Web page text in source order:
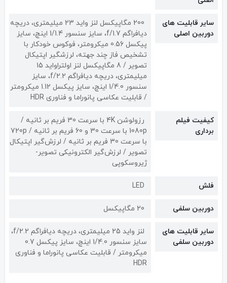
سایر قابلیت های
دوربین اصلی
200 مگاپیکسل لنز واید 23 میلیمتری، دریچه
دیافراگم f/1.7، سایز سنسور 1/1.4 اینچ، سایز
پیکسل 0.56 میکرومتر، فوکوس خودکار با
تشخیص فاز چند جهته، لرزشگیر اپتیکال
تصویر / 8 مگاپیکسل لنز اولتراواید 15
میلیمتری، دریچه دیافراگم f/2.2، سایز
سنسور 1/4.0 اینچ، سایز پیکسل 1.12 میکرومتر
/ قابلیت عکاسی پانوراما و فناوری HDR
کیفیت فیلم
برداری
رزولوشن 4K با سرعت 30 فریم بر ثانیه /
1080p با سرعت 30 و 60 فریم بر ثانیه / 720p
با سرعت 30 فریم بر ثانیه / لرزش‌گیر اپتیکال
تصویر / لرزش‌گیر الکترونیکی تصویر-
ژیروسکوپی
فلش LED
دوربین سلفی 20 مگاپیکسل
سایر قابلیت های
دوربین سلفی
لنز واید 25 میلیمتری، دریچه دیافراگم f/2.2،
سایز سنسور 1/4.0 اینچ، سایز پیکسل 0.7
میکرومتر / قابلیت عکاسی پانوراما و فناوری
HDR